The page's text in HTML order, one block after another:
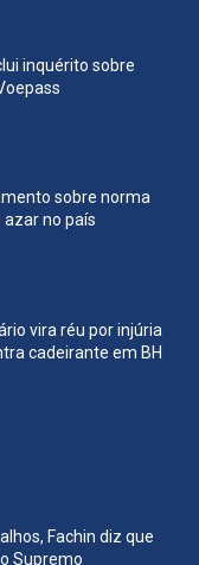
inquérito sobre
sobre norma
azar no país
vira réu por injúria
cadeirante em BH
Fachin diz que
Supremo